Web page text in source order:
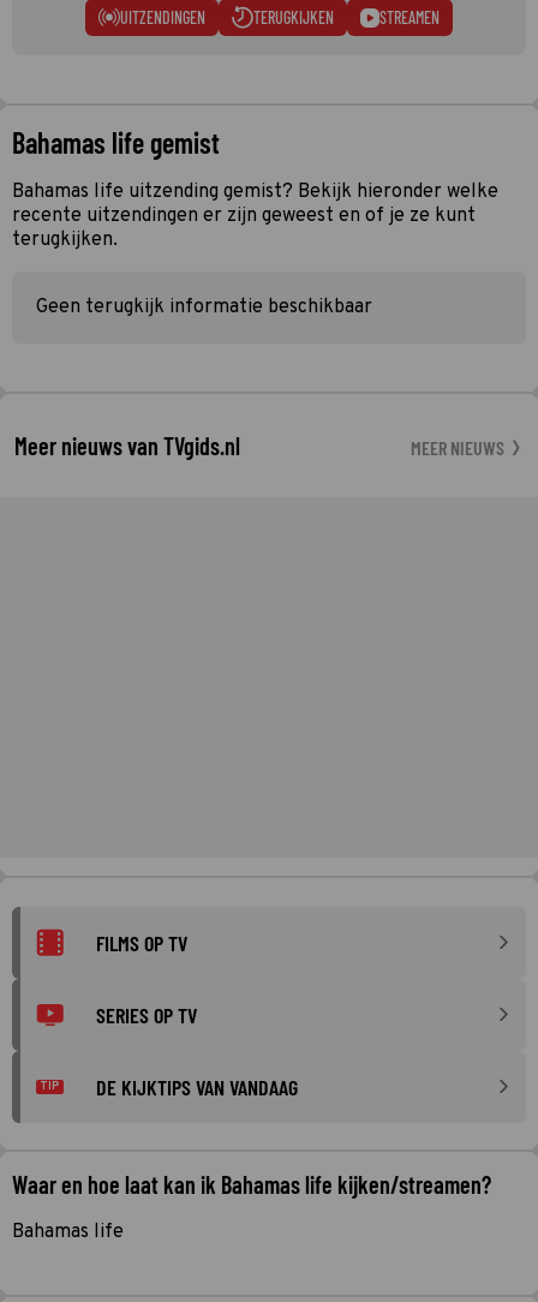
UITZENDINGEN TERUGKIJKEN STREAMEN
Bahamas life gemist
Bahamas life uitzending gemist? Bekijk hieronder welke
recente uitzendingen er zijn geweest en of je ze kunt
terugkijken.
Geen terugkijk informatie beschikbaar
Meer nieuws van TVgids.nl MEER NIEUWS
FILMS OP TV
SERIES OP TV
TIP DE KIJKTIPS VAN VANDAAG
Waar en hoe laat kan ik Bahamas life kijken/streamen?
Bahamas life